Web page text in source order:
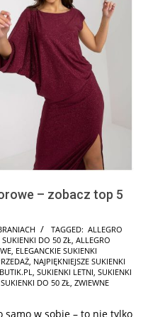
– zobacz top 5
TAGGED: ALLEGRO
SUKIENKI DO 50 ZŁ, ALLEGRO
, ELEGANCKIE SUKIENKI
, NAJPIĘKNIEJSZE SUKIENKI
, SUKIENKI LETNI, SUKIENKI
DO 50 ZŁ, ZWIEWNE
samo w sobie – to nie tylko